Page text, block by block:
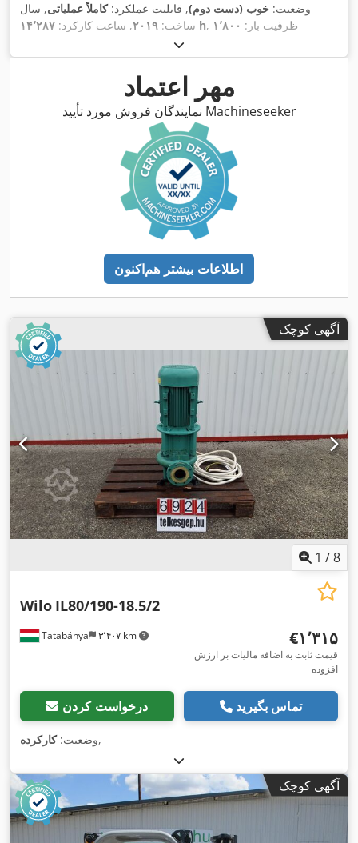
وضعیت: خوب (دست دوم), قابلیت عملکرد:کاملاً عملیاتی, سال
ساخت: ۲۰۱۹, ساعت کارکرد: ۱۴٬۲۸۷ h , ظرفیت بار: ۱٬۸۰۰
۴٬۶۲۰ میلی‌متر
دکل:تریپلکس, ارتفاع سازه:۲٬۱۵۰ میلی‌متر , ولتاژ باتری: ۴۸ V, طول
, وضعیت تایرها:
بازرسی ایمنی UVV, روشنایی, چنگال پالت,
مهر اعتماد
نمایندگان فروش مورد تأیید Machineseeker
اطلاعات بیشتر هم‌اکنون
آگهی کوچک
1 /8
Tatabánya ۳٬۴۰۷ km
Wilo IL80/190-18.5/2
‎€۱٬۳۱۵
قیمت ثابت به اضافه مالیات بر ارزش
افزوده
درخواست کردن تماس بگیرید
وضعیت:کارکرده ,
آگهی کوچک